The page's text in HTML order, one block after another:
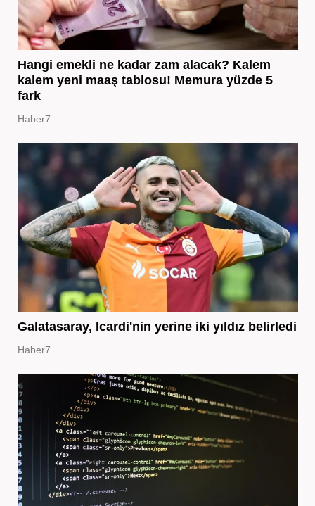
Hangi emekli ne kadar zam alacak? Kalem
kalem yeni maaş tablosu! Memura yüzde 5
fark
Haber7
Galatasaray, Icardi'nin yerine iki yıldız belirledi
Haber7